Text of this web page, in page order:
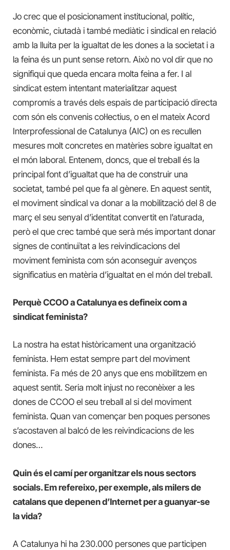
Jo crec que el posicionament institucional, polític,
econòmic, ciutadà i també mediàtic i sindical en relació
amb la lluita per la igualtat de les dones a la societat i a
la feina és un punt sense retorn. Això no vol dir que no
signifiqui que queda encara molta feina a fer. I al
sindicat estem intentant materialitzar aquest
compromís a través dels espais de participació directa
com són els convenis col·lectius, o en el mateix Acord
Interprofessional de Catalunya (AIC) on es recullen
mesures molt concretes en matèries sobre igualtat en
el món laboral. Entenem, doncs, que el treball és la
principal font d’igualtat que ha de construir una
societat, també pel que fa al gènere. En aquest sentit,
el moviment sindical va donar a la mobilització del 8 de
març el seu senyal d’identitat convertit en l’aturada,
però el que crec també que serà més important donar
signes de continuïtat a les reivindicacions del
moviment feminista com són aconseguir avenços
significatius en matèria d’igualtat en el món del treball.
Perquè CCOO a Catalunya es defineix com a
sindicat feminista?
La nostra ha estat històricament una organització
feminista. Hem estat sempre part del moviment
feminista. Fa més de 20 anys que ens mobilitzem en
aquest sentit. Seria molt injust no reconèixer a les
dones de CCOO el seu treball al si del moviment
feminista. Quan van començar ben poques persones
s’acostaven al balcó de les reivindicacions de les
dones…
Quin és el camí per organitzar els nous sectors
socials. Em refereixo, per exemple, als milers de
catalans que depenen d’Internet per a guanyar-se
la vida?
A Catalunya hi ha 230.000 persones que participen